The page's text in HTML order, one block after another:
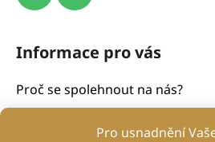
Pro usnadnění
Informace pro vás
Proč se spolehnout na nás?
Obchodní podmínky
Podmínky ochrany osobních